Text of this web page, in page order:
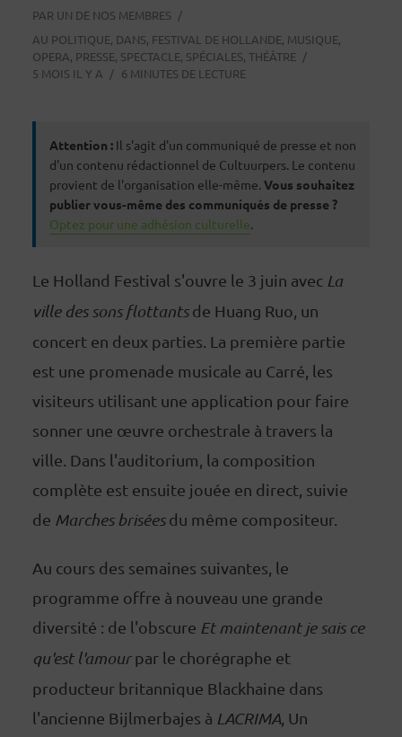
PAR UN DE NOS MEMBRES
AU POLITIQUE, DANS, FESTIVAL DE HOLLANDE, MUSIQUE,
OPERA, PRESSE, SPECTACLE, SPÉCIALES, THÉÂTRE
5 MOIS IL Y A
6 MINUTES DE LECTURE
Attention :Il s'agit d'un communiqué de presse et non
d'un contenu rédactionnel de Cultuurpers. Le contenu
provient de l'organisation elle-même. Vous souhaitez
publier vous-même des communiqués de presse ?
Optez pour une adhésion culturelle.
Le Holland Festival s'ouvre le 3 juin avec La
ville des sons flottantsde Huang Ruo, un
concert en deux parties. La première partie
est une promenade musicale au Carré, les
visiteurs utilisant une application pour faire
sonner une œuvre orchestrale à travers la
ville. Dans l'auditorium, la composition
complète est ensuite jouée en direct, suivie
de Marches briséesdu même compositeur.
Au cours des semaines suivantes, le
programme offre à nouveau une grande
diversité : de l'obscure Et maintenant je sais ce
qu'est l'amourpar le chorégraphe et
producteur britannique Blackhaine dans
l'ancienne Bijlmerbajes à LACRIMA, Un